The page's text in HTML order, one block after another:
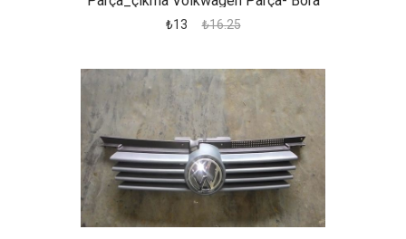
Airbag
₺13 ₺16.25